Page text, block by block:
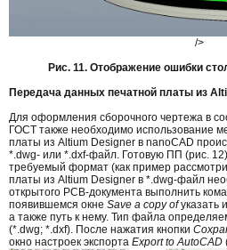
/>
Рис. 11. Отображение ошибки
Передача данных печатной платы из
Для оформления сборочного чертежа в
ГОСТ также необходимо использование
платы из Altium Designer в nanoCAD
*.dwg- или *.dxf-файл. Готовую ПП (рис.
требуемый формат (как пример
платы из Altium Designer в *.dwg-файл
открытого PCB-документа выполнить
появившемся окне Save a copy ofуказать
а также путь к нему. Тип файла
(*.dwg; *.dxf). После нажатия кнопки
окно настроек экспорта Export to AutoCAD